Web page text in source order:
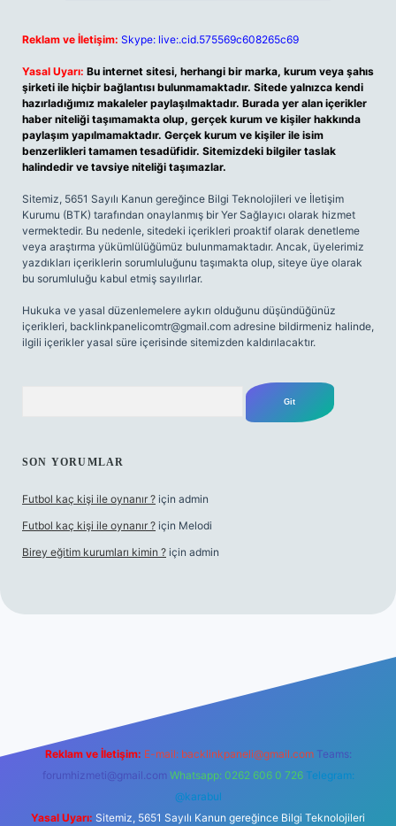
Reklam ve İletişim: Skype: live:.cid.575569c608265c69
Yasal Uyarı: Bu internet sitesi, herhangi bir marka, kurum veya şahıs
şirketi ile hiçbir bağlantısı bulunmamaktadır. Sitede yalnızca kendi
hazırladığımız makaleler paylaşılmaktadır. Burada yer alan içerikler
haber niteliği taşımamakta olup, gerçek kurum ve kişiler hakkında
paylaşım yapılmamaktadır. Gerçek kurum ve kişiler ile isim
benzerlikleri tamamen tesadüfidir. Sitemizdeki bilgiler taslak
halindedir ve tavsiye niteliği taşımazlar.
Sitemiz, 5651 Sayılı Kanun gereğince Bilgi Teknolojileri ve İletişim
Kurumu (BTK) tarafından onaylanmış bir Yer Sağlayıcı olarak hizmet
vermektedir. Bu nedenle, sitedeki içerikleri proaktif olarak denetleme
veya araştırma yükümlülüğümüz bulunmamaktadır. Ancak, üyelerimiz
yazdıkları içeriklerin sorumluluğunu taşımakta olup, siteye üye olarak
bu sorumluluğu kabul etmiş sayılırlar.
Hukuka ve yasal düzenlemelere aykırı olduğunu düşündüğünüz
içerikleri, backlinkpanelicomtr@gmail.com adresine bildirmeniz halinde,
ilgili içerikler yasal süre içerisinde sitemizden kaldırılacaktır.
SON YORUMLAR
Futbol kaç kişi ile oynanır ? için admin
Futbol kaç kişi ile oynanır ? için Melodi
Birey eğitim kurumları kimin ? için admin
Reklam ve İletişim: E-mail: backlinkpaneli@gmail.com Teams:
forumhizmeti@gmail.com Whatsapp: 0262 606 0 726 Telegram:
@karabul
Yasal Uyarı: Sitemiz, 5651 Sayılı Kanun gereğince Bilgi Teknolojileri